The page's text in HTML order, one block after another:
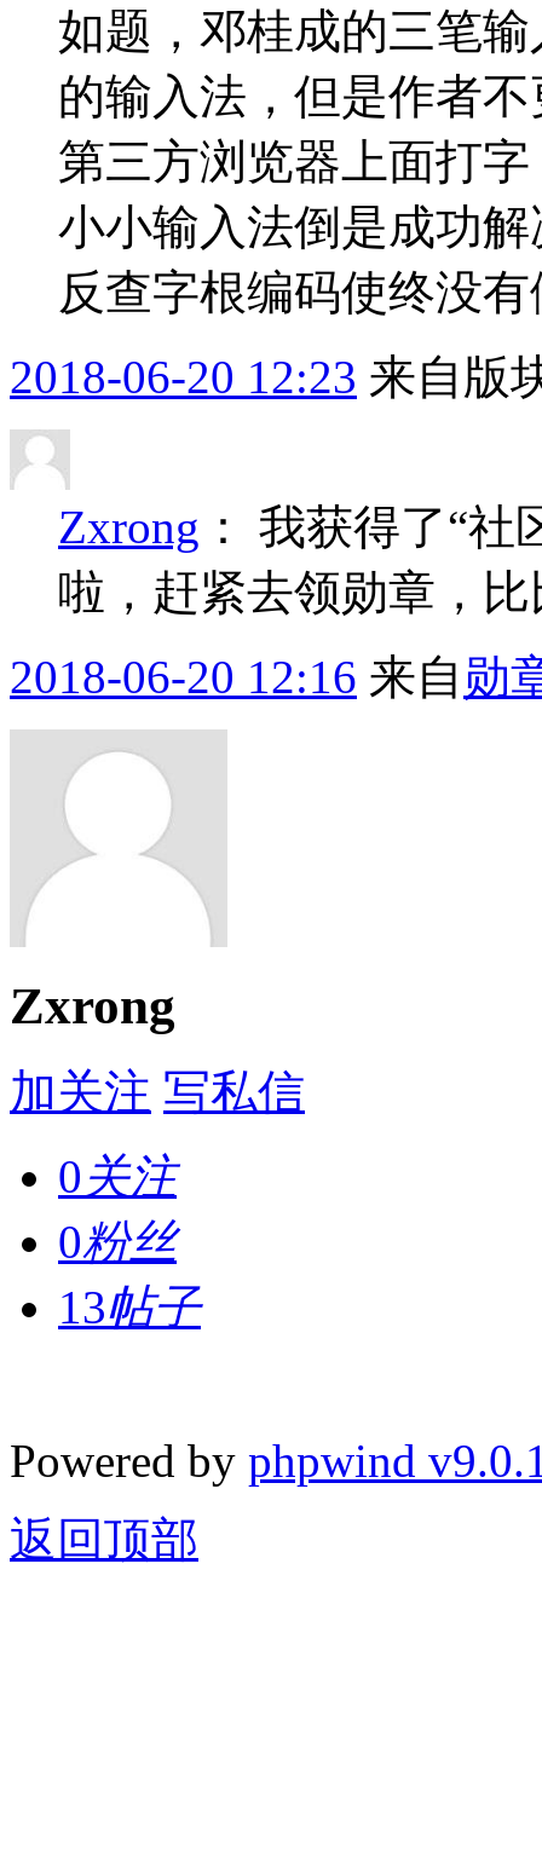
如题，邓桂成的三笔
的输入法，但是作者
第三方浏览器上面打
小小输入法倒是成功
反查字根编码使终没
2018-06-20 12:23 来自版
Zxrong ： 我获得了“社
啦，赶紧去领勋章，
2018-06-20 12:16 来自 勋
Zxrong
加关注 写私信
0关注
0粉丝
13帖子
Powered by phpwind
返回顶部